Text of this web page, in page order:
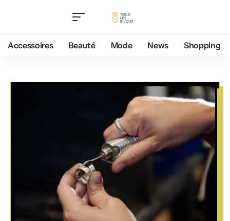
Accessoires Beauté Mode News Shopping